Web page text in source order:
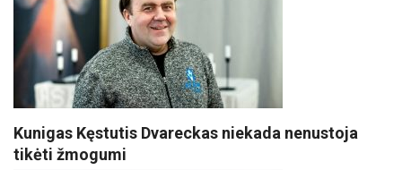
Kunigas Kęstutis Dvareckas niekada nenustoja
tikėti žmogumi